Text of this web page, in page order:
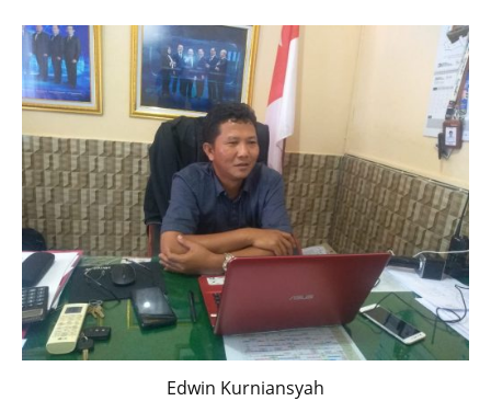
Edwin Kurniansyah